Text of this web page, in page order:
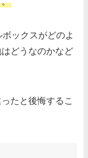
ックスがどのよ
どうなのかなど
たと後悔するこ